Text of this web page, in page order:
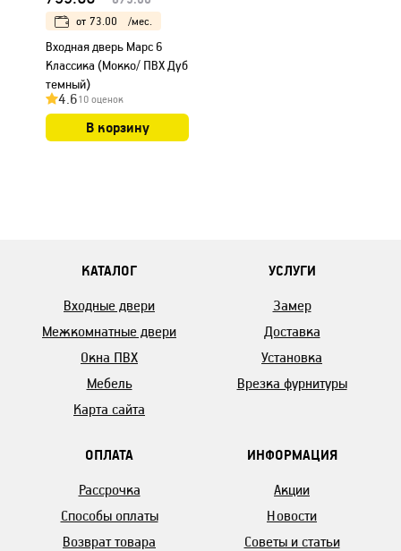
от 73.00 /мес.
Входная дверь Марс 6
Классика (Мокко/ ПВХ Дуб
темный)
4.610 оценок
В корзину
КАТАЛОГ
Входные двери
Межкомнатные двери
Окна ПВХ
Мебель
Карта сайта
УСЛУГИ
Замер
Доставка
Установка
Врезка фурнитуры
ОПЛАТА
Рассрочка
Способы оплаты
Возврат товара
ИНФОРМАЦИЯ
Акции
Новости
Советы и статьи